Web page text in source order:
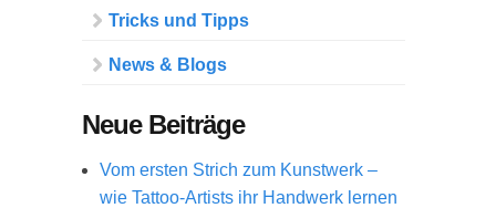
Tricks und Tipps
News & Blogs
Neue Beiträge
Vom ersten Strich zum Kunstwerk –
wie Tattoo-Artists ihr Handwerk lernen